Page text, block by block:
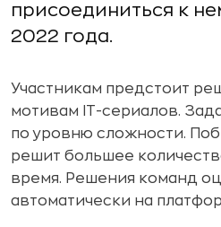
присоединиться к
2022 года.
Участникам предстоит
мотивам IT-сериалов.
по уровню сложности.
решит большее
время. Решения команд
автоматически на